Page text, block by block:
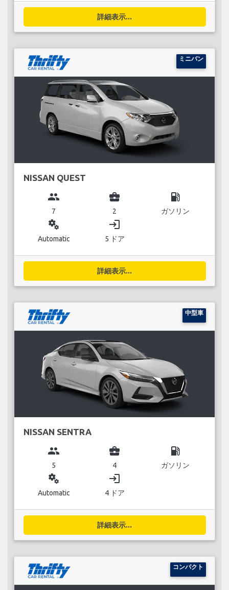
詳細表示...
ミニバン
NISSAN QUEST
group
7
business_center
2
local_gas_station
ガソリン
miscellaneous_services
Automatic
login
5 ドア
詳細表示...
中型車
NISSAN SENTRA
group
5
business_center
4
local_gas_station
ガソリン
miscellaneous_services
Automatic
login
4 ドア
詳細表示...
コンパクト